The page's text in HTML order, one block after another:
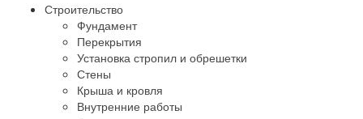
Строительство
Фундамент
Перекрытия
Установка стропил и обрешетки
Стены
Крыша и кровля
Внутренние работы